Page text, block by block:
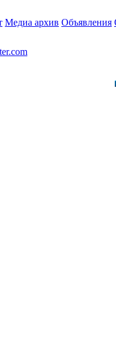
Медиа архив Объявления